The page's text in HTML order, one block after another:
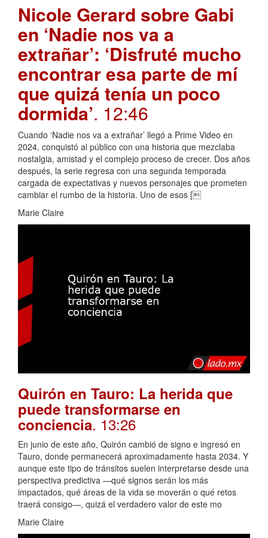
Nicole Gerard sobre Gabi
en ‘Nadie nos va a
extrañar’: ‘Disfruté mucho
encontrar esa parte de mí
que quizá tenía un poco
dormida’. 12:46
Cuando ‘Nadie nos va a extrañar’ llegó a Prime Video en
2024, conquistó al público con una historia que mezclaba
nostalgia, amistad y el complejo proceso de crecer. Dos años
después, la serie regresa con una segunda temporada
cargada de expectativas y nuevos personajes que prometen
cambiar el rumbo de la historia. Uno de esos [
Marie Claire
Quirón en Tauro: La herida que
puede transformarse en
conciencia. 13:26
En junio de este año, Quirón cambió de signo e ingresó en
Tauro, donde permanecerá aproximadamente hasta 2034. Y
aunque este tipo de tránsitos suelen interpretarse desde una
perspectiva predictiva —qué signos serán los más
impactados, qué áreas de la vida se moverán o qué retos
traerá consigo—, quizá el verdadero valor de este mo
Marie Claire